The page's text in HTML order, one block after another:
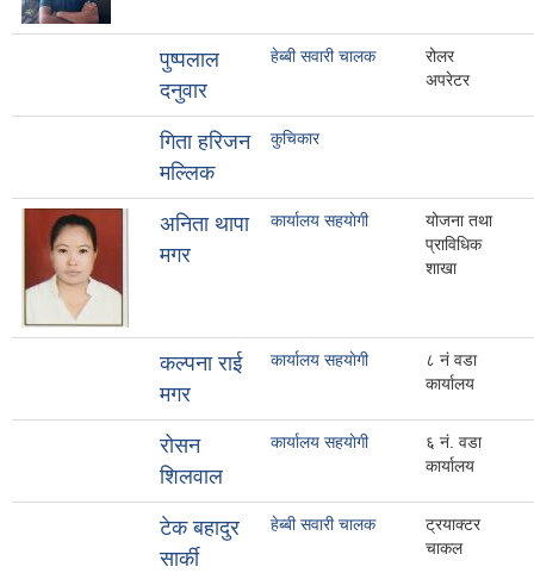
पुष्पलाल
दनुवार
हेब्बी सवारी चालक
रोलर
अपरेटर
गिता हरिजन
मल्लिक
कुचिकार
अनिता थापा
मगर
कार्यालय सहयाेगी
योजना तथा
प्राविधिक
शाखा
कल्पना राई
मगर
कार्यालय सहयाेगी
८ नं वडा
कार्यालय
रोसन
शिलवाल
कार्यालय सहयाेगी
६ नं. वडा
कार्यालय
टेक बहादुर
सार्की
हेब्बी सवारी चालक
ट्रयाक्टर
चाकल